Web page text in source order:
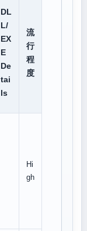
DL
L/
EX
E
De
tai
ls
流
行
程
度
Hi
gh